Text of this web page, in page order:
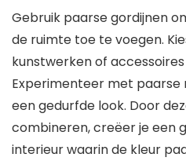
Gebruik paarse gordijnen
de ruimte toe te voegen.
kunstwerken of
Experimenteer met
een gedurfde look. Door
combineren, creëer je een
interieur waarin de kleur